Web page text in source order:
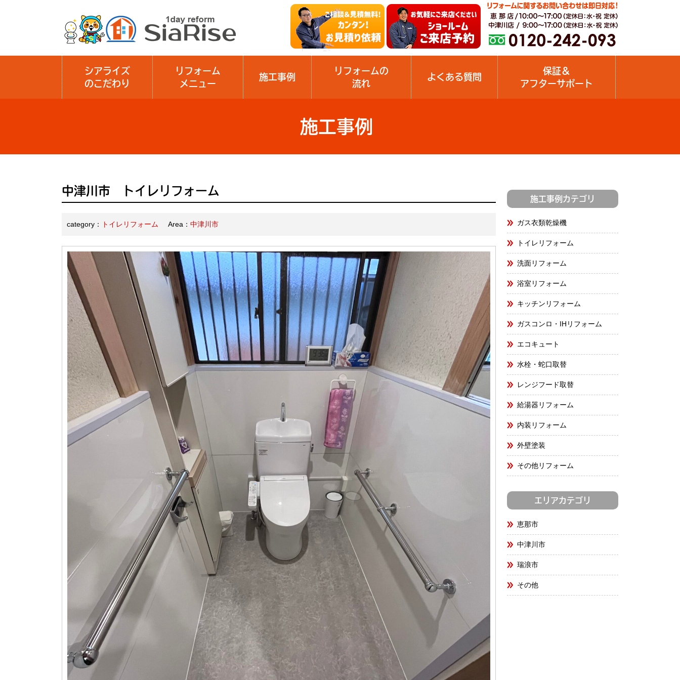
シアライズ
のこだわり
リフォーム
メニュー
施工事例
リフォームの
流れ
よくある質問
保証＆
アフターサポート
施工事例
中津川市 トイレリフォーム
category： トイレリフォーム Area： 中津川市
施工事例カテゴリ
ガス衣類乾燥機
トイレリフォーム
洗面リフォーム
浴室リフォーム
キッチンリフォーム
ガスコンロ・IHリフォーム
エコキュート
水栓・蛇口取替
レンジフード取替
給湯器リフォーム
内装リフォーム
外壁塗装
その他リフォーム
エリアカテゴリ
恵那市
中津川市
瑞浪市
その他